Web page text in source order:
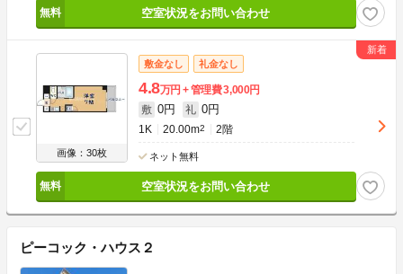
空室状況をお問い合わせ
画像：30枚
敷金なし 礼金なし
4.8万円 管理費3,000円
敷 0円 礼 0円
1K 20.00m2 2階
ネット無料
空室状況をお問い合わせ
ピーコック・ハウス２